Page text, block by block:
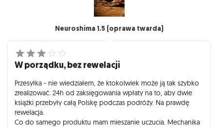
Neuroshima 1.5 (oprawa twarda)
W porządku, bez rewelacji
Przesyłka - nie wiedziałem, że ktokolwiek może ją tak szybko
zrealizować. 24h od zaksięgowania wpłaty na to, aby dwie
książki przebyły całą Polskę podczas podróży. Na prawdę
rewelacja.
Co do samego produktu mam mieszanie uczucia. Mechanika